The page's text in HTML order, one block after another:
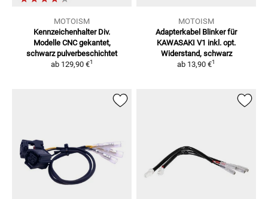
MOTOISM
Kennzeichenhalter Div.
Modelle CNC gekantet,
schwarz pulverbeschichtet
ab 129,90 €1
MOTOISM
Adapterkabel Blinker für
KAWASAKI V1 inkl. opt.
Widerstand, schwarz
ab 13,90 €1